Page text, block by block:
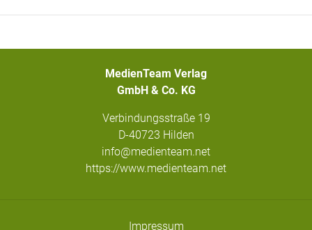
MedienTeam Verlag
GmbH & Co. KG
Verbindungsstraße 19
D-40723 Hilden
info@medienteam.net
https://www.medienteam.net
Impressum